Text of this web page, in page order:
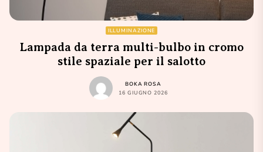
ILLUMINAZIONE
Lampada da terra multi-bulbo in cromo
stile spaziale per il salotto
BOKA ROSA
16 GIUGNO 2026